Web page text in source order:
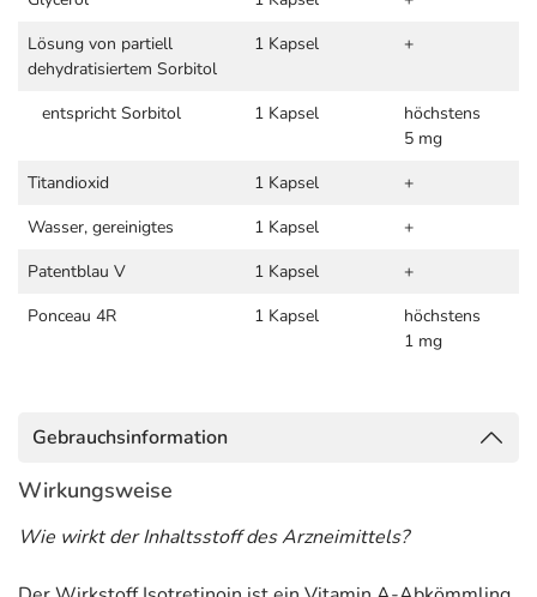
Lösung von partiell
dehydratisiertem Sorbitol
1 Kapsel +
entspricht Sorbitol 1 Kapsel
höchstens
5 mg
Titandioxid
1 Kapsel
+
Wasser, gereinigtes
1 Kapsel
+
Patentblau V
1 Kapsel
+
Ponceau 4R
1 Kapsel
höchstens
1 mg
Gebrauchsinformation
Wirkungsweise
Wie wirkt der Inhaltsstoff des Arzneimittels?